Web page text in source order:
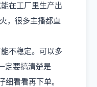
在工厂里生产出
，很多主播都直
不稳定。可以多
定要搞清楚是
看看再下单。